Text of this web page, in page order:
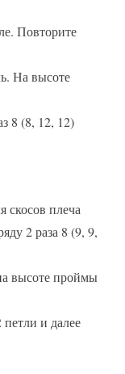
Повторите
На высоте
8 (8, 12, 12)
скосов плеча
2 раза 8 (9, 9,
высоте проймы
и далее